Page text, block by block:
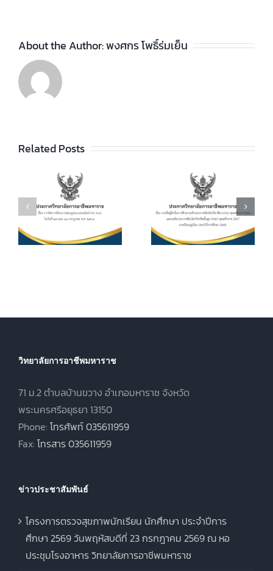
About the Author:พงศกร โพธิ์ร่มเย็น
Related Postsศึกษาระดับ
ประกาศนียบัตร
วิชาชีพ (ปวช.)
พุทธศักราช
2562 และระดับ
ประกาศนียบัตร
ฤดูร้อน ประจำปี
ประกาศวิทยา
กำหนดการ และ
อัตราการจัดเก็บ
ค่าบำรุงการ
ศึกษา ค่า
หน่วยกิตรายวิชา
วิทยาลัยการอาชีพมหาราช
71 ม.2 ตำบลบ้านขวาง อำเภอมหาราช จังหวัด
พระนครศรีอยุธยา 13150
Phone: โทรศัพท์ 035611959
Fax: โทรสาร 035611959
ข่าวประชาสัมพันธ์
โครงการตรวจสุขภาพนักเรียน นักศึกษา ประจำปีการ
ศึกษา 2569 วันพฤหัสบดีที่ 23 กรกฎาคม 2569 ณ หอ
ประชุมโรงอาหาร วิทยาลัยการอาชีพมหาราช